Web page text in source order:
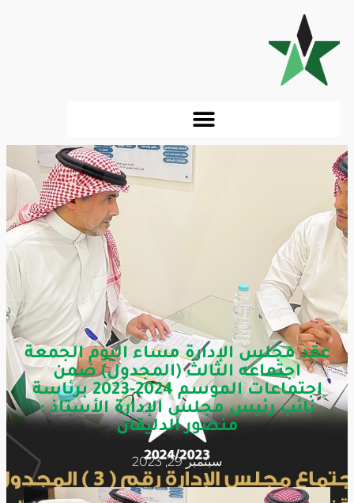
عقد مجلس الإدارة مساء اليوم الجمعة
اجتماعه الثالث (المجدول) ضمن
اجتماعات الموسم 2024-2023 برئاسة
نائب رئيس مجلس الإدارة الأستاذ :
منصور الدليقان
سبتمبر 29, 2023